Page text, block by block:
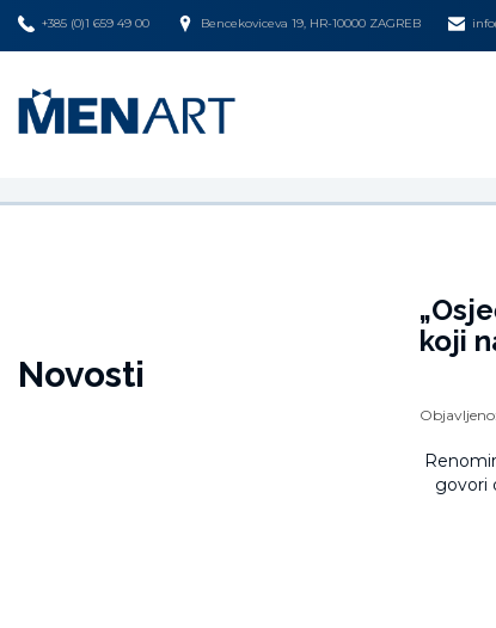
+385 (0)1 659 49 00 Bencekoviceva 19, HR-10000 ZAGREB
Novosti
koji
Objavljeno:
govori